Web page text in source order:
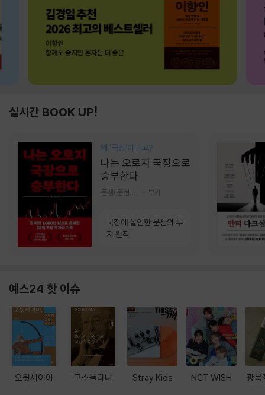
실시간 BOOK UP!
왜 ‘국장‘이냐고?
나는 오로지 국장으로
승부한다
부키
국장에 올인한 문샘의 투
자 원칙
예스24 핫 이슈
오뒷세이아 코스톨라니 Stray Kids NCT WISH 광복